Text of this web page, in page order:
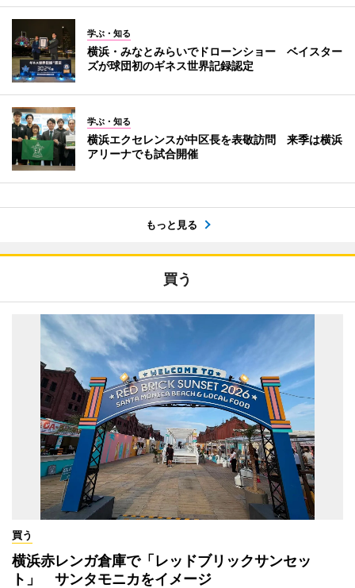
学ぶ・知る
横浜・みなとみらいでドローンショー ベイスター
ズが球団初のギネス世界記録認定
学ぶ・知る
横浜エクセレンスが中区長を表敬訪問 来季は横浜
アリーナでも試合開催
もっと見る
買う
買う
横浜赤レンガ倉庫で「レッドブリックサンセッ
ト」 サンタモニカをイメージ